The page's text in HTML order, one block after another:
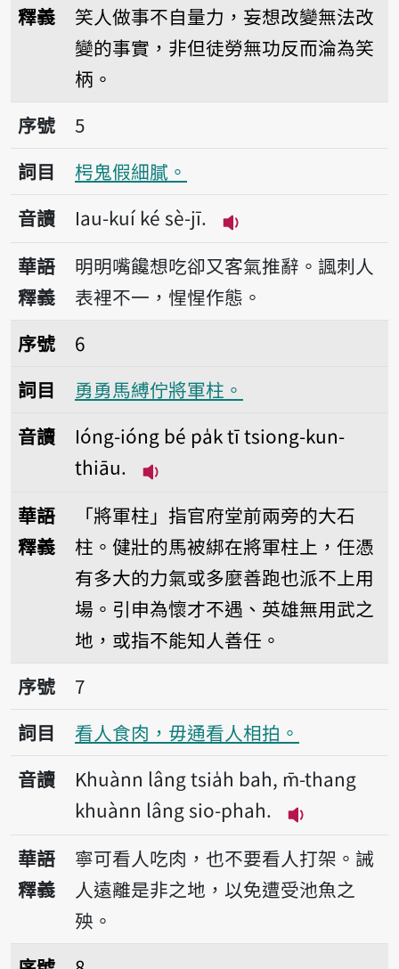
釋義
笑人做事不自量力，妄想改變無法改
變的事實，非但徒勞無功反而淪為笑
柄。
序號5枵鬼假細膩。
序號
5
詞目
枵鬼假細膩。
音讀
Iau-kuí ké sè-jī.
播放音讀Iau-kuí ké
華語
釋義
明明嘴饞想吃卻又客氣推辭。諷刺人
表裡不一，惺惺作態。
序號6勇勇馬縛佇將軍柱。
序號
6
詞目
勇勇馬縛佇將軍柱。
音讀
Ióng-ióng bé pa̍k tī tsiong-kun-
thiāu.
華語
釋義
「將軍柱」指官府堂前兩旁的大石
柱。健壯的馬被綁在將軍柱上，任憑
有多大的力氣或多麼善跑也派不上用
場。引申為懷才不遇、英雄無用武之
地，或指不能知人善任。
序號7看人食肉，毋通看人相拍。
序號
7
詞目
看人食肉，毋通看人相拍。
音讀
Khuànn lâng tsia̍h bah, m̄-thang
khuànn lâng sio-phah.
播放音讀
華語
釋義
寧可看人吃肉，也不要看人打架。誡
人遠離是非之地，以免遭受池魚之
殃。
序號8看田面，毋通看人面。